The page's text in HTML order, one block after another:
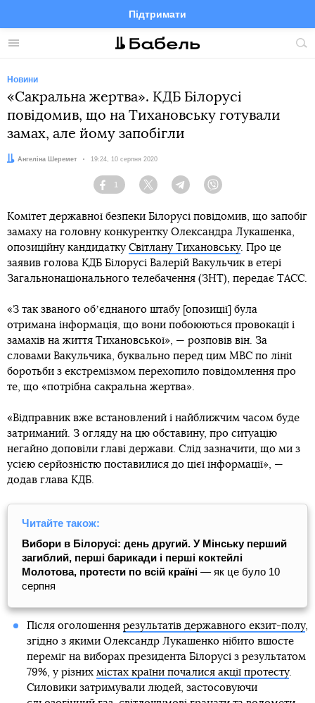
Меню
Підтримати
FacebookTelegramTwitter
Новини
«Сакральна жертва». КДБ Білорусі
повідомив, що на Тихановську готували
замах, але йому запобігли
Автор:
Ангеліна Шеремет Дата:
19:24, 10 серпня 2020
Facebook
1
Twitter TelegramViber
Комітет державної безпеки Білорусі повідомив, що запобіг
замаху на головну конкурентку Олександра Лукашенка,
опозиційну кандидатку Світлану Тихановську. Про це
заявив голова КДБ Білорусі Валерій Вакульчик в етері
Загальнонаціонального телебачення (ЗНТ), передає ТАСС.
«З так званого обʼєднаного штабу [опозиції] була
отримана інформація, що вони побоюються провокації і
замахів на життя Тихановської», — розповів він. За
словами Вакульчика, буквально перед цим МВС по лінії
боротьби з екстремізмом перехопило повідомлення про
те, що «потрібна сакральна жертва».
«Відправник вже встановлений і найближчим часом буде
затриманий. З огляду на цю обставину, про ситуацію
негайно доповіли главі держави. Слід зазначити, що ми з
усією серйозністю поставилися до цієї інформації», —
додав глава КДБ.
Читайте також:
Вибори в Білорусі: день другий. У Мінську перший
загиблий, перші барикади і перші коктейлі
Молотова, протести по всій країні — як це було 10
серпня
Після оголошення результатів державного екзит-полу,
згідно з якими Олександр Лукашенко нібито вшосте
переміг на виборах президента Білорусі з результатом
79%, у різних містах країни почалися акції протесту.
Силовики затримували людей, застосовуючи